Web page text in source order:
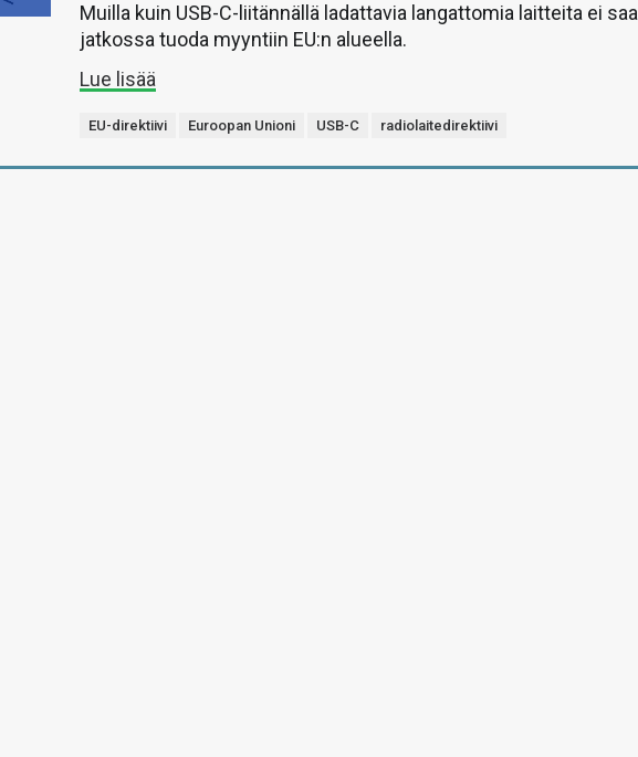
Muilla kuin USB-C-liitännällä ladattavia langattomia laitteita ei saa
jatkossa tuoda myyntiin EU:n alueella.
Lue lisää
EU-direktiivi Euroopan Unioni USB-C radiolaitedirektiivi